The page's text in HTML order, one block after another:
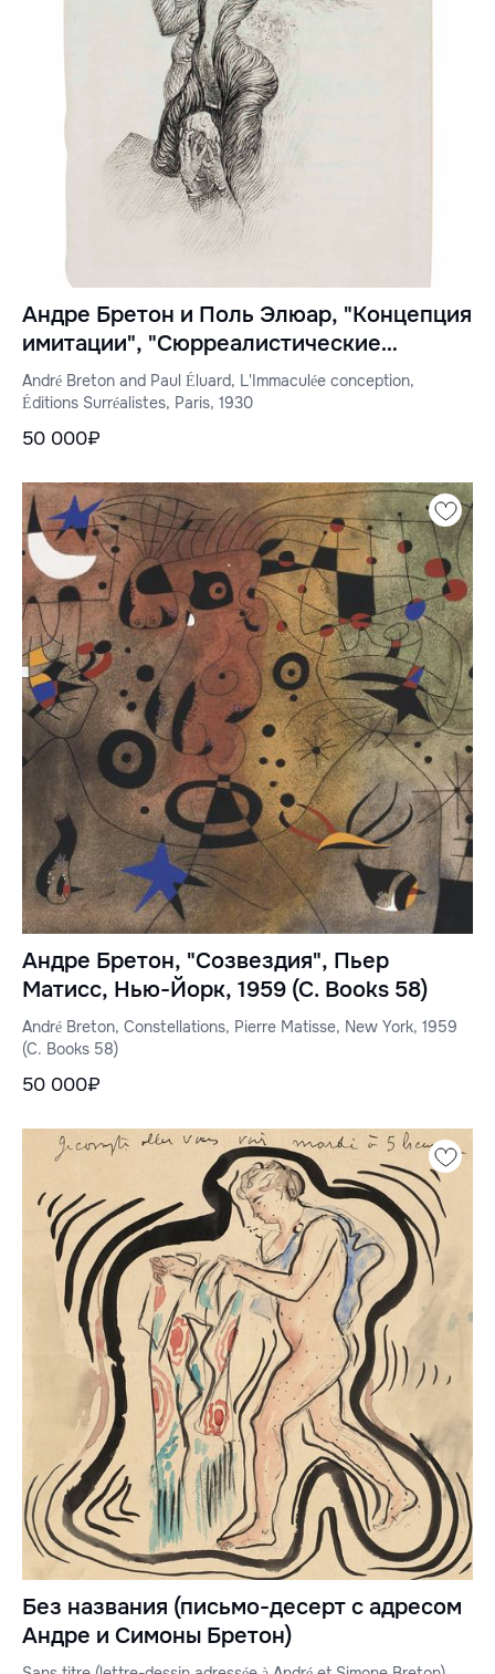
Андре Бретон и Поль Элюар, "Концепция
имитации", "Сюрреалистические
чтения", Париж, 1930
André Breton and Paul Éluard, L'Immaculée conception,
Éditions Surréalistes, Paris, 1930
50 000₽
Андре Бретон, "Созвездия", Пьер
Матисс, Нью-Йорк, 1959 (C. Books 58)
André Breton, Constellations, Pierre Matisse, New York, 1959
(C. Books 58)
50 000₽
Без названия (письмо-десерт с адресом
Андре и Симоны Бретон)